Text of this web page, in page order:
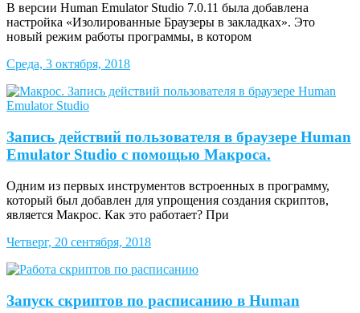
В версии Human Emulator Studio 7.0.11 была добавлена
настройка «Изолированные Браузеры в закладках». Это
новый режим работы программы, в котором
Среда, 3 октября, 2018
Запись действий пользователя в браузере Human
Emulator Studio с помощью Макроса.
Одним из первых инструментов встроенных в программу,
который был добавлен для упрощения создания скриптов,
является Макрос. Как это работает? При
Четверг, 20 сентября, 2018
Запуск скриптов по расписанию в Human